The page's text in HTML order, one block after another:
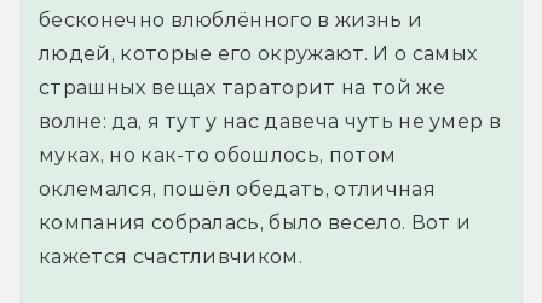
бесконечно влюблённого в жизнь и
людей, которые его окружают. И о самых
страшных вещах тараторит на той же
волне: да, я тут у нас давеча чуть не умер в
муках, но как-то обошлось, потом
оклемался, пошёл обедать, отличная
компания собралась, было весело. Вот и
кажется счастливчиком.